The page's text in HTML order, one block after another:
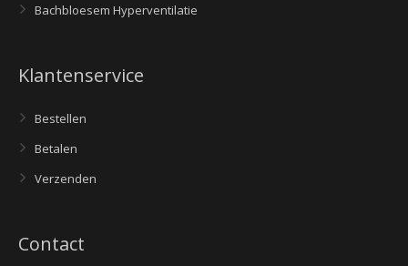
Bachbloesem Hyperventilatie
Klantenservice
Bestellen
Betalen
Verzenden
Contact